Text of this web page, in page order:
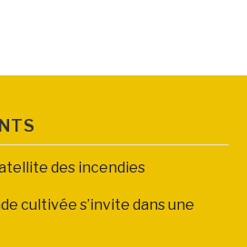
des incendies
cultivée s’invite dans une